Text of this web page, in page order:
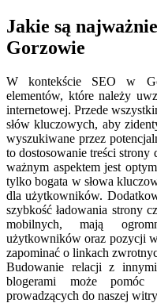
Jakie są
Gorzowie
W kontekście SEO w
elementów, które należy
internetowej. Przede
słów kluczowych, aby
wyszukiwane przez
to dostosowanie treści
ważnym aspektem jest
tylko bogata w słowa
dla użytkowników.
szybkość ładowania strony
mobilnych, mają
użytkowników oraz pozycji
zapominać o linkach
Budowanie relacji z
blogerami może
prowadzących do naszej